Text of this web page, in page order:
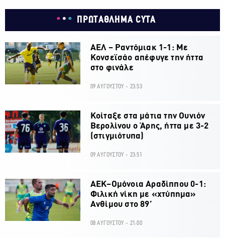
ΠΡΩΤΑΘΛΗΜΑ CYTA
ΑΕΛ – Ραντόμιακ 1-1: Με
Κονσεϊσάο απέφυγε την ήττα
στο φινάλε
09 ΑΥΓΟΥΣΤΟΥ - 23:53
Κοίταξε στα μάτια την Ουνιόν
Βερολίνου ο Άρης, ήττα με 3-2
(στιγμιότυπα)
09 ΑΥΓΟΥΣΤΟΥ - 23:51
ΑΕΚ–Ομόνοια Αραδίππου 0-1:
Φιλική νίκη με «χτύπημα»
Ανθίμου στο 89’
08 ΑΥΓΟΥΣΤΟΥ - 21:00